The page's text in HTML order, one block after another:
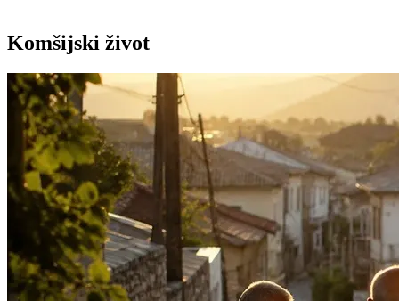
Komšijski život